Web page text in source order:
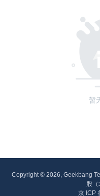
暂
Copyright © 2026, Geekbang
股（
京 ICP